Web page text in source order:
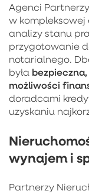
Agenci
w kompleksowej
analizy stanu
przygotowanie
notarialnego.
była
możliwości
doradcami
uzyskaniu
wynajem i
Partnerzy